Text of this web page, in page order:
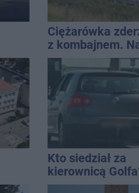
z
Ciężarówka
z kombajnem.
miejscu lądował
śmigłowiec LPR
Kto siedział za
kierownicą
Kierowca zbiegł